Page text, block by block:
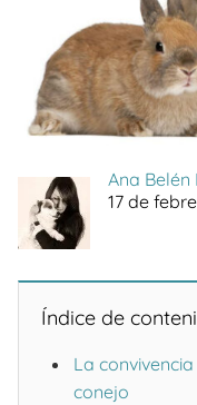
Ana
17 de
Índice de
La
conejo